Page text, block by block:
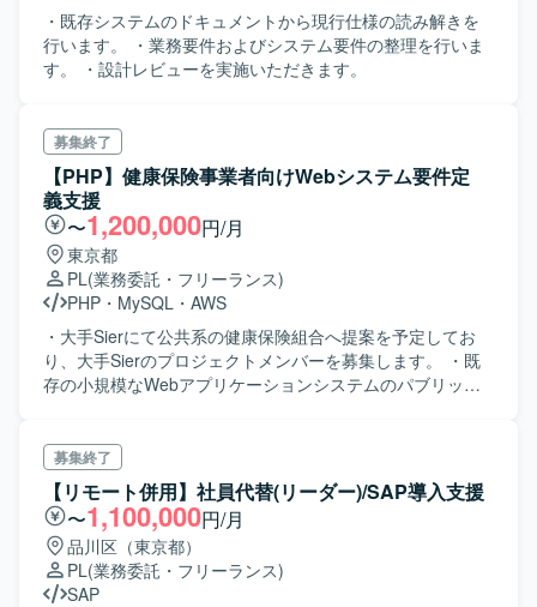
・既存システムのドキュメントから現行仕様の読み解きを
行います。 ・業務要件およびシステム要件の整理を行いま
す。 ・設計レビューを実施いただきます。
募集終了
【PHP】健康保険事業者向けWebシステム要件定
義支援
〜1,200,000円/月
東京都
PL(業務委託・フリーランス)
PHP ・ MySQL ・ AWS
・大手Sierにて公共系の健康保険組合へ提案を予定してお
り、大手Sierのプロジェクトメンバーを募集します。 ・既
存の小規模なWebアプリケーションシステムのパブリック
クト管理・品質管理を主として対応いただきたいです。 ‐
メンバー：インフラ・AWS要員です。 ‐メンバー：運用担
当・AWS要員です。 ‐メンバー：アプリ・PHP・MYSQL
要員です。
募集終了
【リモート併用】社員代替(リーダー)/SAP導入支援
〜1,100,000円/月
品川区（東京都）
PL(業務委託・フリーランス)
SAP